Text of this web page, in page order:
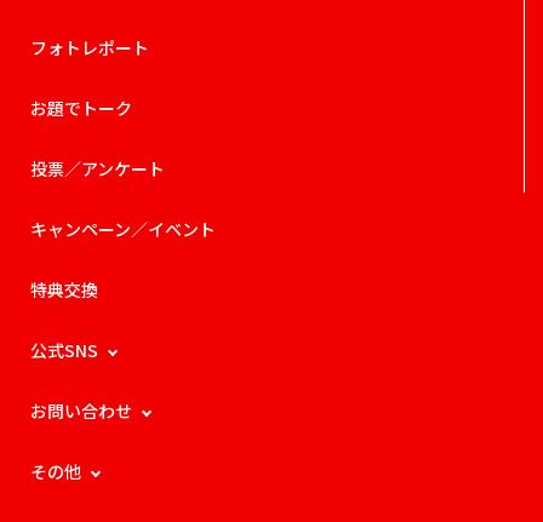
フォトレポート
お題でトーク
投票／アンケート
キャンペーン／イベント
特典交換
公式SNS
お問い合わせ
その他